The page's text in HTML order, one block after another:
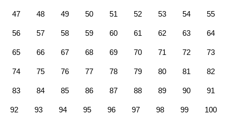
47 48 49 50 51 52 53 54 55
56 57 58 59 60 61 62 63 64
65 66 67 68 69 70 71 72 73
74 75 76 77 78 79 80 81 82
83 84 85 86 87 88 89 90 91
92 93 94 95 96 97 98 99 100